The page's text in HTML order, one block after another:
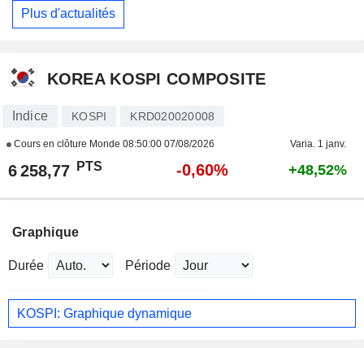
Plus d'actualités
KOREA KOSPI COMPOSITE
Indice KOSPI KRD020020008
Cours en clôture Monde 08:50:00 07/08/2026 Varia. 1 janv.
6 258,77 PTS -0,60% +48,52%
Graphique
Durée Période
KOSPI: Graphique dynamique